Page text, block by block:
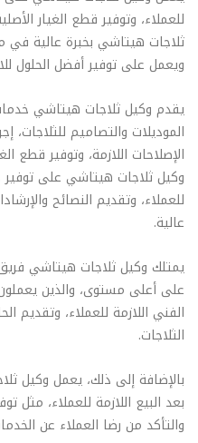
للعملاء، وتوفير قطع الغيار
ثلاجات هيتاشي بخبرة عالية في
ويعمل على توفير أفضل الحلول
يقدم وكيل ثلاجات هيتاشي
الموديلات والتصاميم للثلاجات،
الإصلاحات اللازمة، وتوفير قطع
وكيل ثلاجات هيتاشي على توفير
للعملاء، وتقديم النصائح
عالية.
يمتلك وكيل ثلاجات هيتاشي
على أعلى مستوى، والذين
الفني اللازمة للعملاء، وتقديم
الثلاجات.
بالإضافة إلى ذلك، يعمل وكيل
بعد البيع اللازمة للعملاء، مثل
والتأكد من رضا العملاء عن